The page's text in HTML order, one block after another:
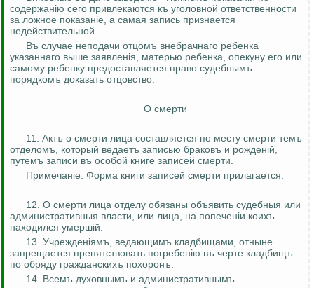
содержанiю сего привлекаются къ уголовной ответственности
за ложное показанiе, а самая запись признается
недействительной.
Въ случае неподачи отцомъ внебрачнаго ребенка
указаннаго выше заявленiя, матерью ребенка, опекуну его или
самому ребенку предоставляется право судебнымъ
порядкомъ доказать отцовство.
О смерти
11. Актъ о смерти лица составляется по месту смерти темъ
отделомъ, который ведаетъ записью браковъ и рожденiй,
путемъ записи въ особой книге записей смерти.
Примечанiе. Форма книги записей смерти прилагается.
12. О смерти лица отделу обязаны объявить судебныя или
административныя власти, или лица, на попеченiи коихъ
находился умершiй.
13. Учрежденiямъ, ведающимъ кладбищами, отныне
запрещается препятствовать погребенiю въ черте кладбищъ
по обряду гражданскихъ похоронъ.
14. Всемъ духовнымъ и административнымъ